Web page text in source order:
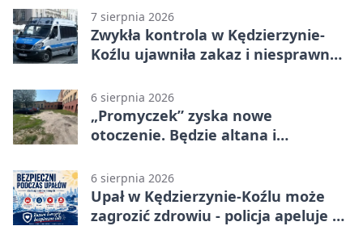
7 sierpnia 2026
Zwykła kontrola w Kędzierzynie-
Koźlu ujawniła zakaz i niesprawne
6 sierpnia 2026
„Promyczek” zyska nowe
otoczenie. Będzie altana i
6 sierpnia 2026
Upał w Kędzierzynie-Koźlu może
zagrozić zdrowiu - policja apeluje o